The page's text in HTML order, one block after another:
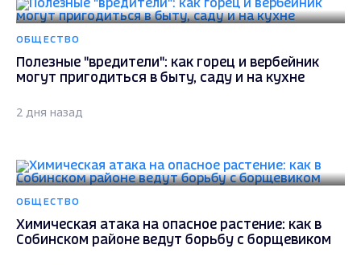
ОБЩЕСТВО
Полезные "вредители": как горец и вербейник
могут пригодиться в быту, саду и на кухне
2 дня назад
ОБЩЕСТВО
Химическая атака на опасное растение: как в
Собинском районе ведут борьбу с борщевиком